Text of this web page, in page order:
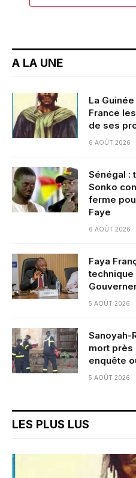
A LA UNE
La
France
de ses
6 AOÛT 2026
Sénégal :
Sonko
ferme
Faye
6 AOÛT 2026
Faya
technique
5 AOÛT 2026
Sanoyah-
mort près
enquête
5 AOÛT 2026
LES PLUS LUS